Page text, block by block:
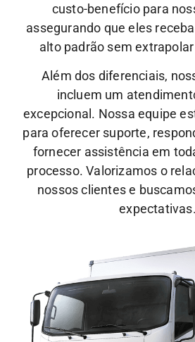
custo-benefício para
assegurando que eles
alto padrão sem
Além dos diferenciais,
incluem um
excepcional. Nossa equipe
para oferecer suporte,
fornecer assistência em
processo. Valorizamos o
nossos clientes e
expectativas.